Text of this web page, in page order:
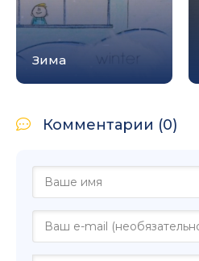
Зима
Комментарии (0)